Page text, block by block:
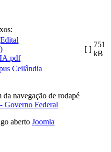
[ ]
751
kB
Ceilândia
da navegação de rodapé
aberto Joomla